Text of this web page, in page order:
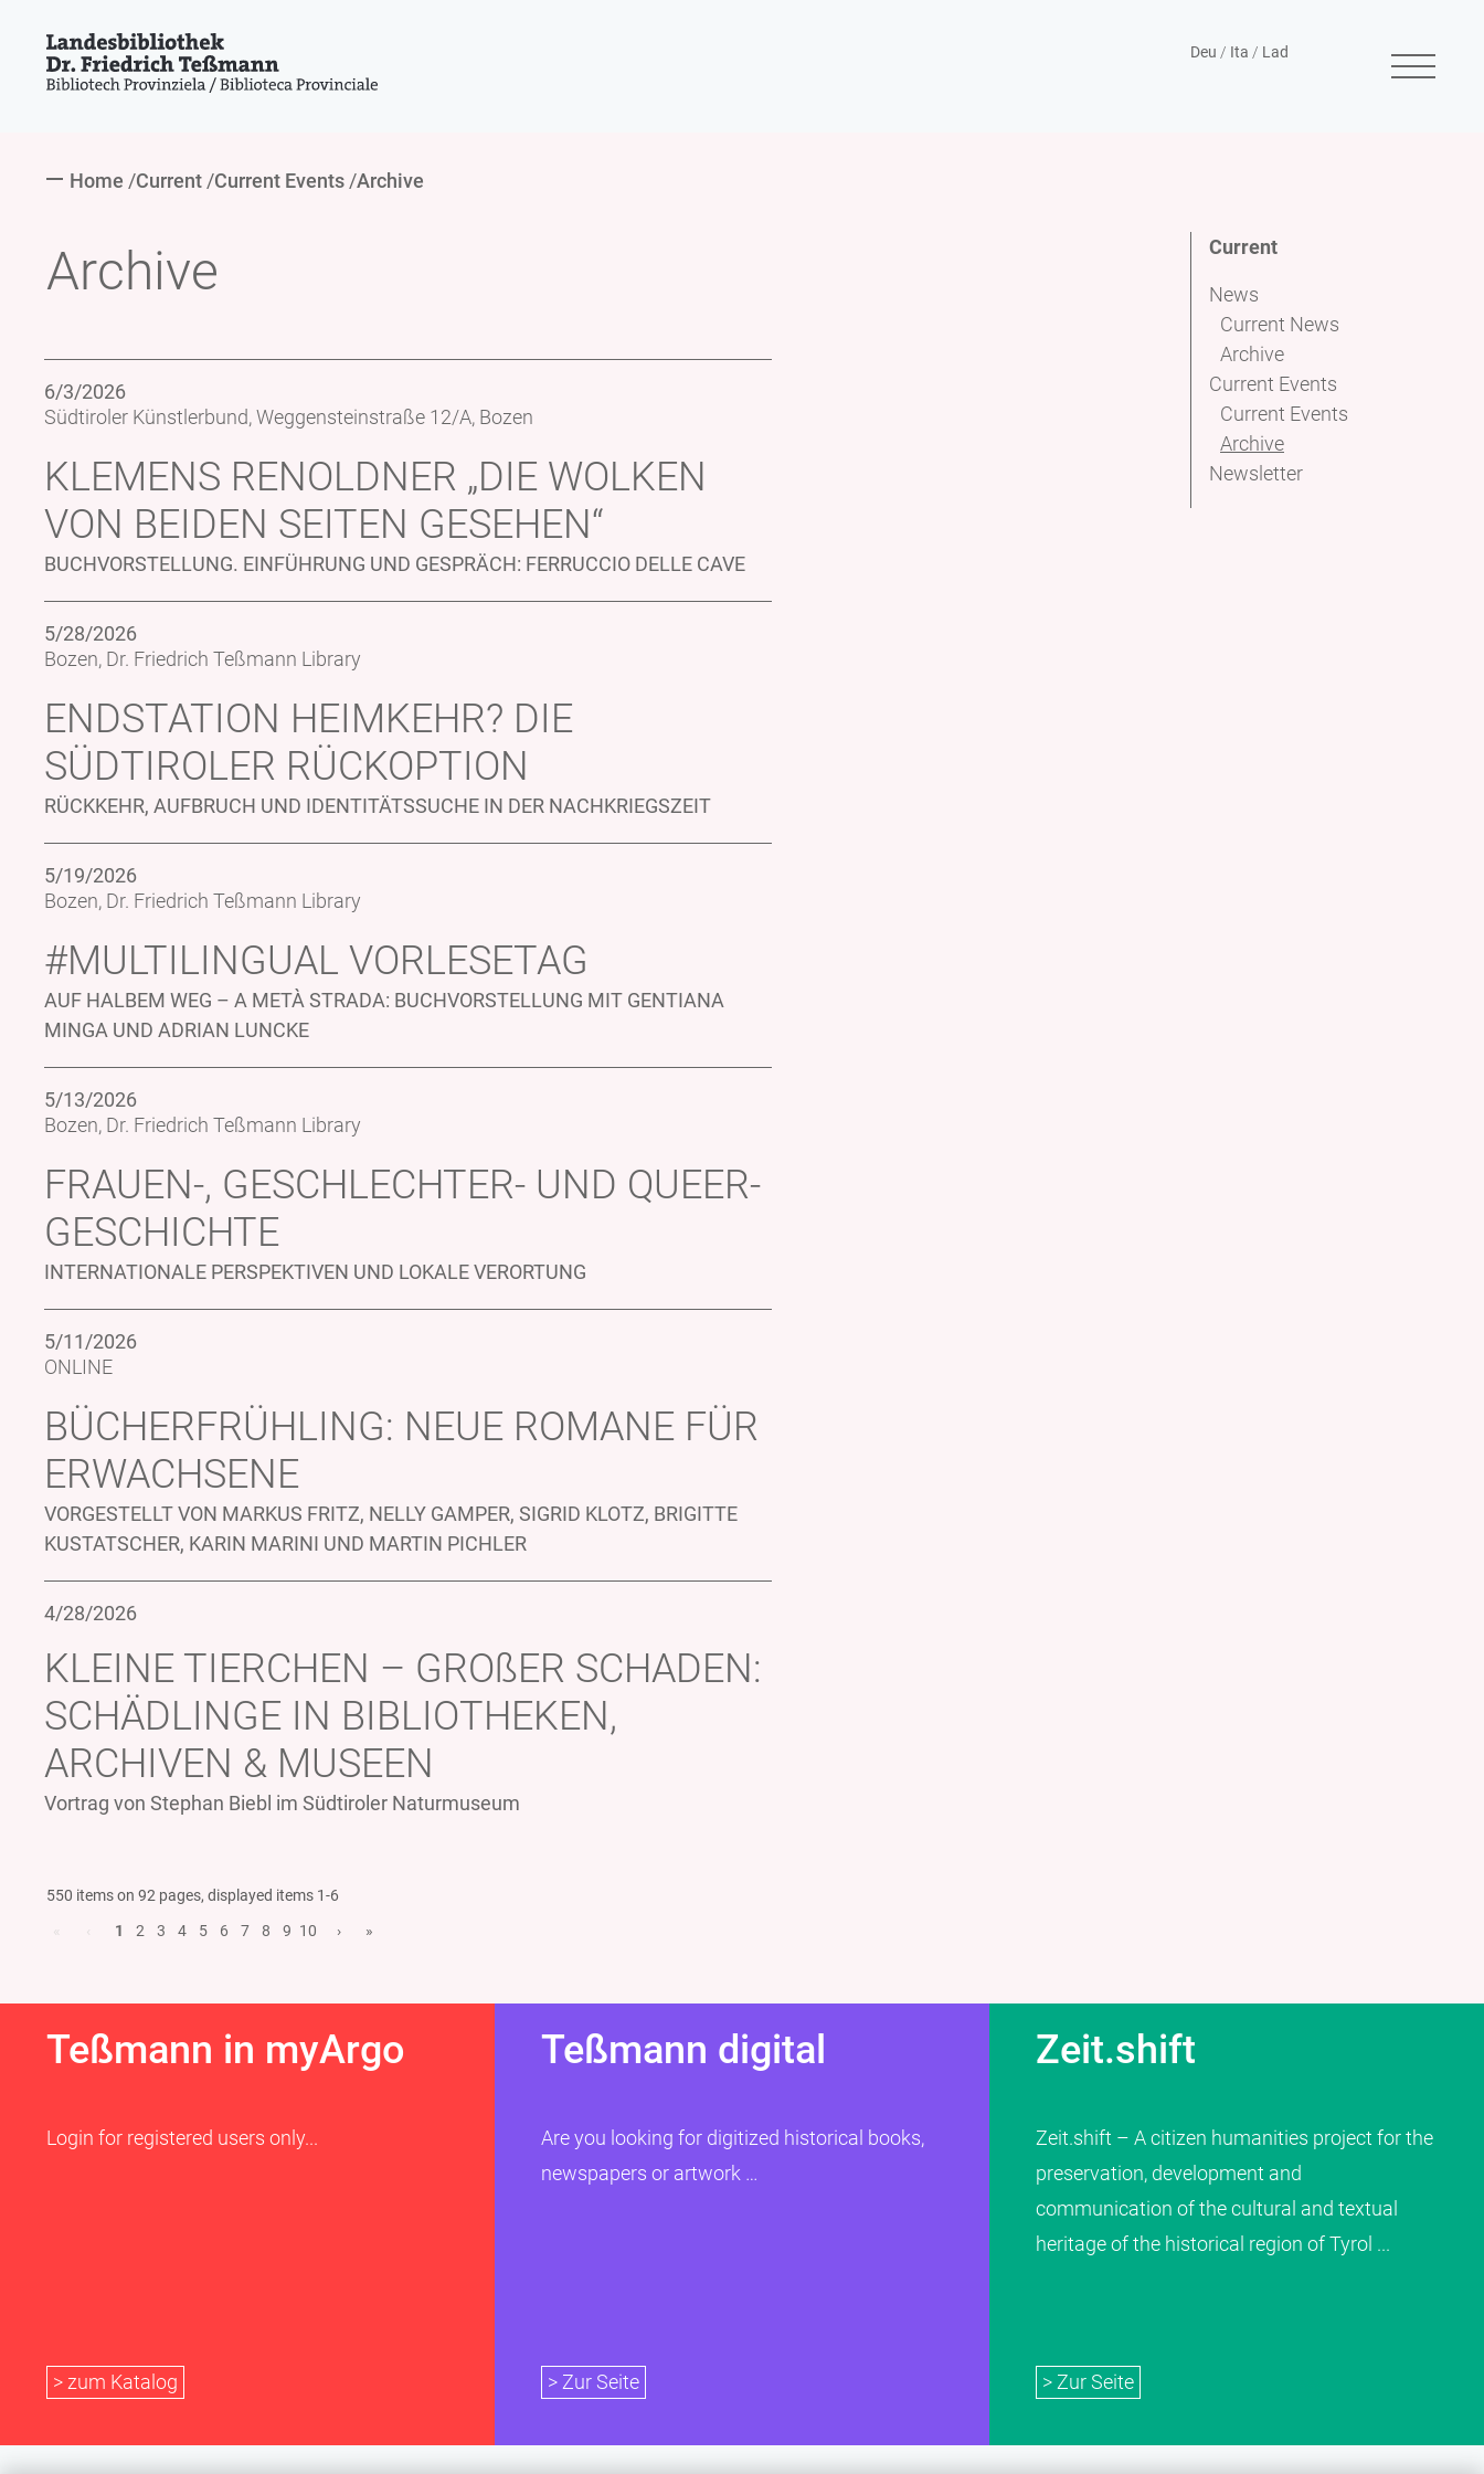
Deu / Ita / Lad
Home Current Current Events Archive
Archive Current
News
Current News
Archive
Current Events
Current Events
Archive
Newsletter
6/3/2026
Südtiroler Künstlerbund, Weggensteinstraße 12/A, Bozen
KLEMENS RENOLDNER „DIE WOLKEN
VON BEIDEN SEITEN GESEHEN“
BUCHVORSTELLUNG. EINFÜHRUNG UND GESPRÄCH: FERRUCCIO DELLE CAVE
5/28/2026
Bozen, Dr. Friedrich Teßmann Library
ENDSTATION HEIMKEHR? DIE
SÜDTIROLER RÜCKOPTION
RÜCKKEHR, AUFBRUCH UND IDENTITÄTSSUCHE IN DER NACHKRIEGSZEIT
5/19/2026
Bozen, Dr. Friedrich Teßmann Library
#MULTILINGUAL VORLESETAG
AUF HALBEM WEG – A METÀ STRADA: BUCHVORSTELLUNG MIT GENTIANA
MINGA UND ADRIAN LUNCKE
5/13/2026
Bozen, Dr. Friedrich Teßmann Library
FRAUEN-, GESCHLECHTER- UND QUEER-
GESCHICHTE
INTERNATIONALE PERSPEKTIVEN UND LOKALE VERORTUNG
5/11/2026
ONLINE
BÜCHERFRÜHLING: NEUE ROMANE FÜR
ERWACHSENE
VORGESTELLT VON MARKUS FRITZ, NELLY GAMPER, SIGRID KLOTZ, BRIGITTE
KUSTATSCHER, KARIN MARINI UND MARTIN PICHLER
4/28/2026
KLEINE TIERCHEN – GROßER SCHADEN:
SCHÄDLINGE IN BIBLIOTHEKEN,
ARCHIVEN & MUSEEN
Vortrag von Stephan Biebl im Südtiroler Naturmuseum
550 items on 92 pages, displayed items 1-6
«
‹ 1 2 3 4 5 6 7 8 9 10 › »
Teßmann in myArgo
Login for registered users only...
> zum Katalog
Teßmann digital
Are you looking for digitized historical books,
newspapers or artwork …
> Zur Seite
Zeit.shift
Zeit.shift – A citizen humanities project for the
preservation, development and
communication of the cultural and textual
heritage of the historical region of Tyrol ...
> Zur Seite